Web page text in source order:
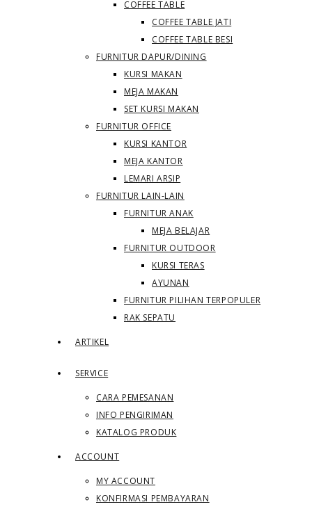
COFFEE TABLE
COFFEE TABLE JATI
COFFEE TABLE BESI
FURNITUR DAPUR/DINING
KURSI MAKAN
MEJA MAKAN
SET KURSI MAKAN
FURNITUR OFFICE
KURSI KANTOR
MEJA KANTOR
LEMARI ARSIP
FURNITUR LAIN-LAIN
FURNITUR ANAK
MEJA BELAJAR
FURNITUR OUTDOOR
KURSI TERAS
AYUNAN
FURNITUR PILIHAN TERPOPULER
RAK SEPATU
ARTIKEL
SERVICE
CARA PEMESANAN
INFO PENGIRIMAN
KATALOG PRODUK
ACCOUNT
MY ACCOUNT
KONFIRMASI PEMBAYARAN